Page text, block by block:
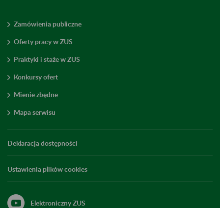
Zamówienia publiczne
Oferty pracy w ZUS
Praktyki i staże w ZUS
Konkursy ofert
Mienie zbędne
Mapa serwisu
Deklaracja dostępności
Ustawienia plików cookies
Elektroniczny ZUS